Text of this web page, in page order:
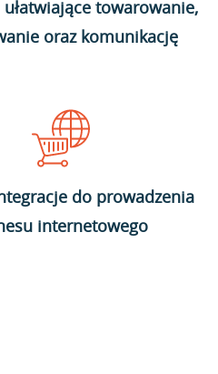
ułatwiające towarowanie,
oraz komunikację
do prowadzenia
internetowego